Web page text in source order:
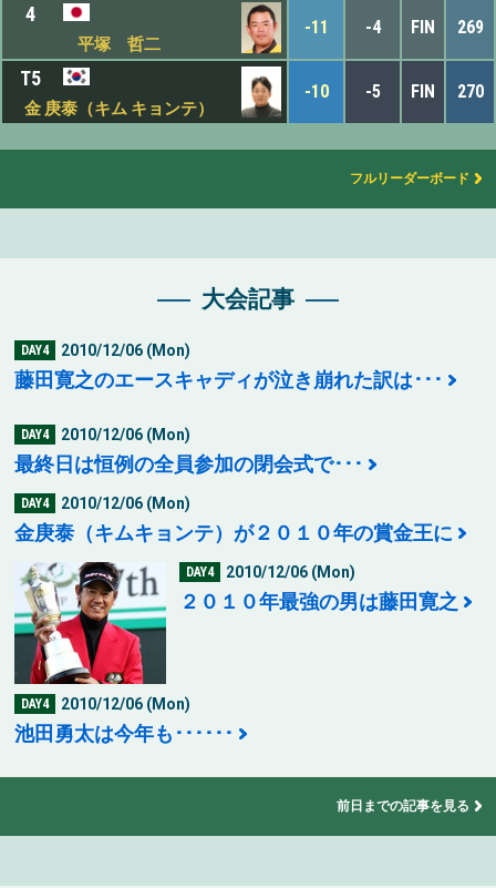
4
平塚 哲二
-11 -4 FIN 269
T5
金 庚泰（キム キョンテ）
-10 -5 FIN 270
フルリーダーボード
大会記事
DAY4 2010/12/06 (Mon)
藤田寛之のエースキャディが泣き崩れた訳は･･･
DAY4 2010/12/06 (Mon)
最終日は恒例の全員参加の閉会式で･･･
DAY4 2010/12/06 (Mon)
金庚泰（キムキョンテ）が２０１０年の賞金王に
DAY4 2010/12/06 (Mon)
２０１０年最強の男は藤田寛之
DAY4 2010/12/06 (Mon)
池田勇太は今年も･･････
前日までの記事を見る